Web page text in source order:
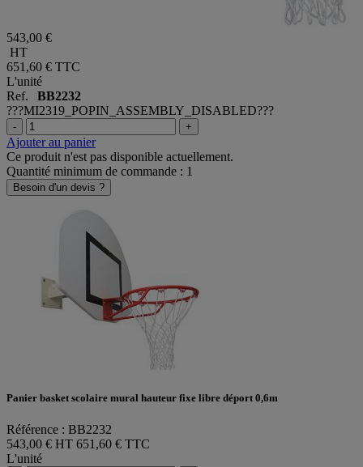
543,00 €
HT
651,60 € TTC
L'unité
Ref. BB2232
???MI2319_POPIN_ASSEMBLY_DISABLED???
- +
Ajouter au panier
Ce produit n'est pas disponible actuellement.
Quantité minimum de commande : 1
Besoin d'un devis ?
Panier basket scolaire mural hauteur fixe libre déport 0,6m
Référence : BB2232
543,00 € HT 651,60 € TTC
L'unité